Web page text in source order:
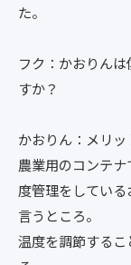
た。
フク：かおりん
すか？
かおりん：メリッ
農業用のコンテ
度管理をしてい
言うところ。
温度を調節する